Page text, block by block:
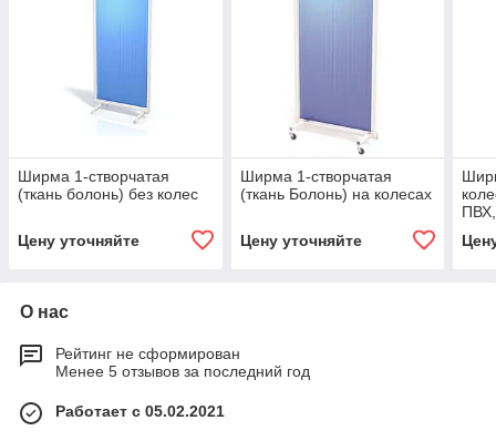
Ширма 1-створчатая
(ткань болонь) без колес
Цену уточняйте
Ширма 1-створчатая
(ткань Болонь) на колесах
Цену уточняйте
О нас
Рейтинг не сформирован
Менее 5 отзывов за последний год
Работает с 05.02.2021